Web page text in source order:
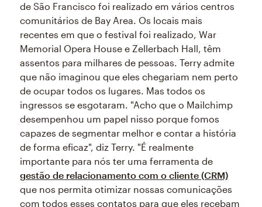
de São Francisco foi realizado em vários centros
comunitários de Bay Area. Os locais mais
recentes em que o festival foi realizado, War
Memorial Opera House e Zellerbach Hall, têm
assentos para milhares de pessoas. Terry admite
que não imaginou que eles chegariam nem perto
de ocupar todos os lugares. Mas todos os
ingressos se esgotaram. "Acho que o Mailchimp
desempenhou um papel nisso porque fomos
capazes de segmentar melhor e contar a história
de forma eficaz", diz Terry. "É realmente
importante para nós ter uma ferramenta de
gestão de relacionamento com o cliente (CRM)
que nos permita otimizar nossas comunicações
com todos esses contatos para que eles recebam